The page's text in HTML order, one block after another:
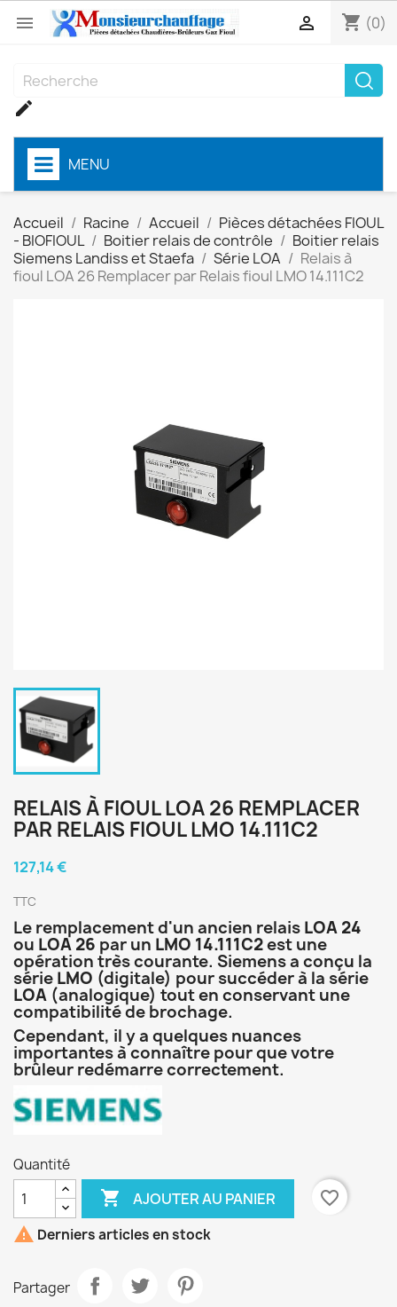
 shopping_cart (0)


MENU
Accueil Racine Accueil
Pièces détachées FIOUL
- BIOFIOUL
Boitier relais de contrôle
Boitier relais
Siemens Landiss et Staefa
Série LOA
Relais à
fioul LOA 26 Remplacer par Relais fioul LMO 14.111C2
RELAIS À FIOUL LOA 26 REMPLACER
PAR RELAIS FIOUL LMO 14.111C2
127,14 €
TTC
Le remplacement d'un ancien relais LOA 24
ou LOA 26 par un LMO 14.111C2est une
opération très courante. Siemens a conçu la
série LMO (digitale) pour succéder à la série
LOA (analogique) tout en conservant une
compatibilité de brochage.
Cependant, il y a quelques nuances
importantes à connaître pour que votre
brûleur redémarre correctement.
Quantité
 AJOUTER AU PANIER
favorite_border
 Derniers articles en stock
Partager